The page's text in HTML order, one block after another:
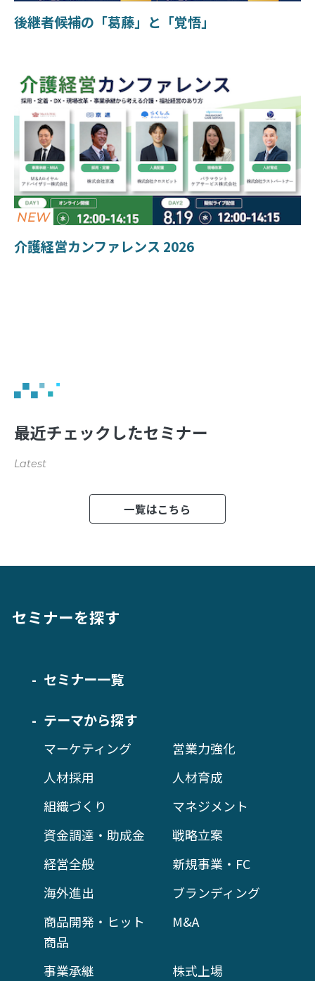
後継者候補の「葛藤」と「覚悟」
NEW
介護経営カンファレンス 2026
最近チェックしたセミナー
Latest
一覧はこちら
セミナーを探す
セミナー一覧
テーマから探す
マーケティング
営業力強化
人材採用
人材育成
組織づくり
マネジメント
資金調達・助成金
戦略立案
経営全般
新規事業・FC
海外進出
ブランディング
商品開発・ヒット
商品
M&A
事業承継
株式上場